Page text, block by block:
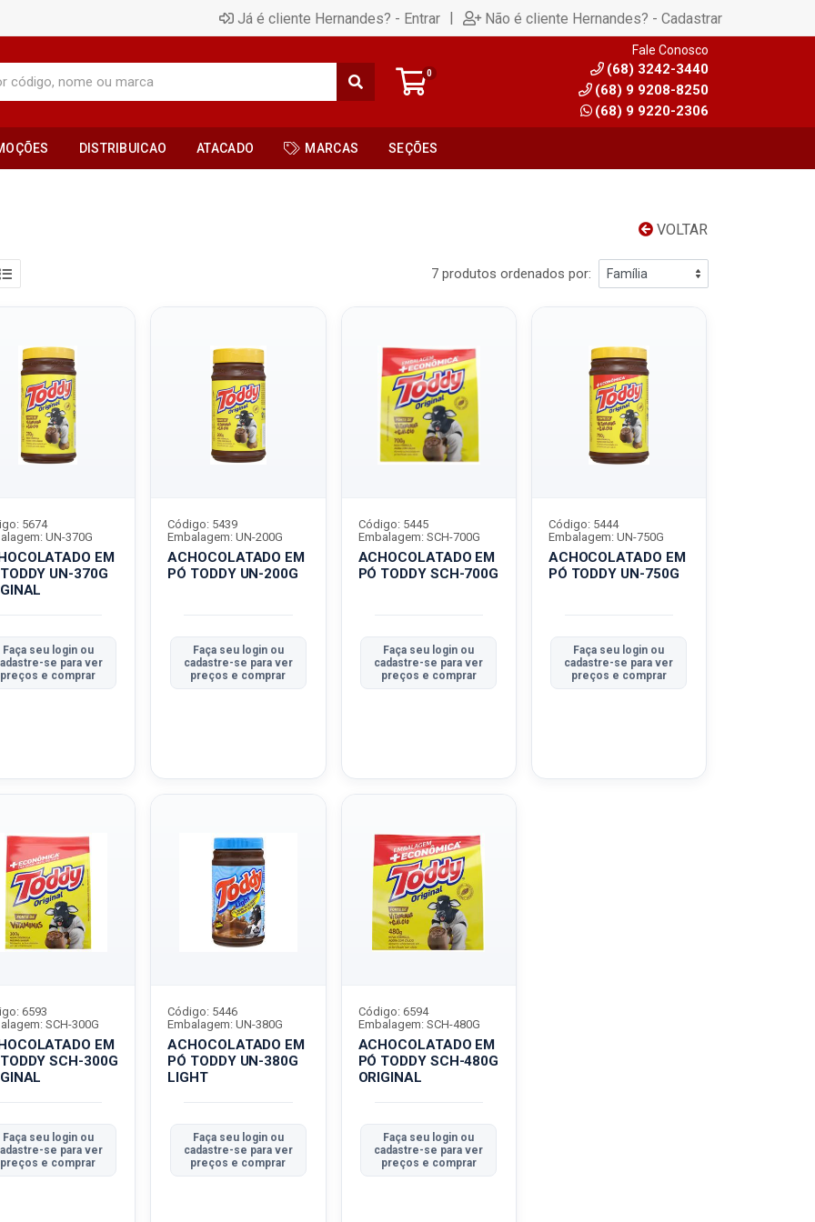
Já é cliente Hernandes? - Entrar | Não é cliente Hernandes? - Cadastrar
0
Fale Conosco
(68) 3242-3440
(68) 9 9208-8250
(68) 9 9220-2306
DISTRIBUICAO ATACADO MARCAS SEÇÕES
VOLTAR
7 produtos ordenados por:
EM
UN-370G
5674
UN-370G
Faça seu login ou
se para ver
preços e comprar
ACHOCOLATADO EM
PÓ TODDY UN-200G
Código: 5439
Embalagem: UN-200G
Faça seu login ou
cadastre-se para ver
preços e comprar
ACHOCOLATADO EM
PÓ TODDY SCH-700G
Código: 5445
Embalagem: SCH-700G
Faça seu login ou
cadastre-se para ver
preços e comprar
ACHOCOLATADO EM
PÓ TODDY UN-750G
Código: 5444
Embalagem: UN-750G
Faça seu login ou
cadastre-se para ver
preços e comprar
EM
SCH-300G
6593
SCH-300G
Faça seu login ou
se para ver
preços e comprar
ACHOCOLATADO EM
PÓ TODDY UN-380G
LIGHT
Código: 5446
Embalagem: UN-380G
Faça seu login ou
cadastre-se para ver
preços e comprar
ACHOCOLATADO EM
PÓ TODDY SCH-480G
ORIGINAL
Código: 6594
Embalagem: SCH-480G
Faça seu login ou
cadastre-se para ver
preços e comprar